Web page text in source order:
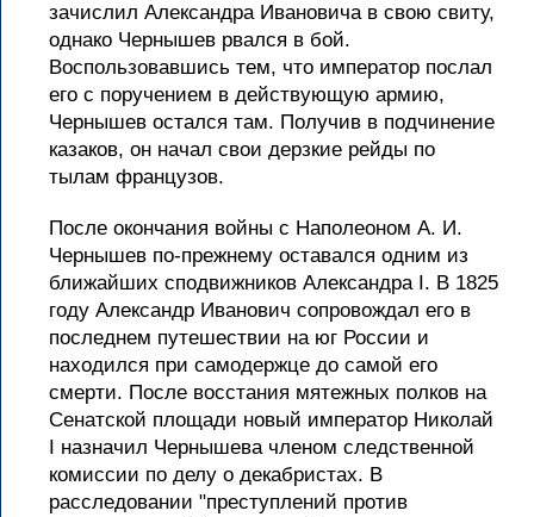
зачислил Александра Ивановича в свою свиту,
однако Чернышев рвался в бой.
Воспользовавшись тем, что император послал
его с поручением в действующую армию,
Чернышев остался там. Получив в подчинение
казаков, он начал свои дерзкие рейды по
тылам французов.
После окончания войны с Наполеоном А. И.
Чернышев по-прежнему оставался одним из
ближайших сподвижников Александра I. В 1825
году Александр Иванович сопровождал его в
последнем путешествии на юг России и
находился при самодержце до самой его
смерти. После восстания мятежных полков на
Сенатской площади новый император Николай
I назначил Чернышева членом следственной
комиссии по делу о декабристах. В
расследовании "преступлений против